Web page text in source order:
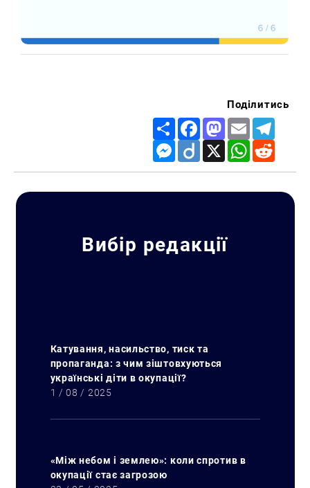
Поділитись
Share FacebookMastodon
Email
Messenger
Diigo X WhatsApp
Вибір редакції
Катування, насильство, тиск та
пропаганда: з чим зіштовхуються
українські діти в окупації?
1 / 08 / 2025
«Між небом і землею»: коли спротив в
окупації стає загрозою